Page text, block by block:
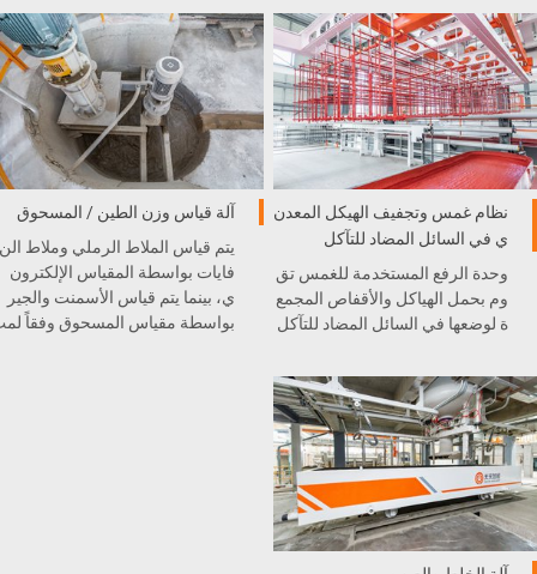
موضع القفص أو الشبكة في القال
ب، حيث تعد الجهاز الرئيسي والمه
م في إنتاج الخرسانة الخلوية الخف
يفة.
نظام غمس وتجفيف الهيكل المعدن
ي في السائل المضاد للتآكل
وحدة الرفع المستخدمة للغمس تق
وم بحمل الهياكل والأقفاص المجمع
ة لوضعها في السائل المضاد للتآكل
ى فرن التجفيف.
آلة قياس وزن الطين / المسحوق
يتم قياس الملاط الرملي وملاط
فايات بواسطة المقياس الإلكترون
ي، بينما يتم قياس الأسمنت والجير
بواسطة مقياس المسحوق وفقاً